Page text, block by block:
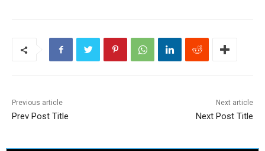
Previous article
Prev Post Title
Next article
Next Post Title